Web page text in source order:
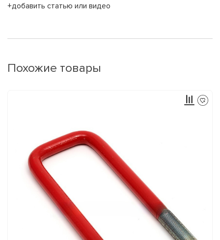
+добавить статью или видео
Похожие товары